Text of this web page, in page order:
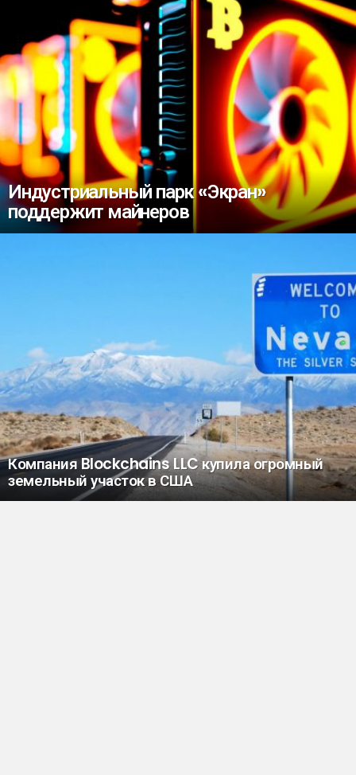
Индустриальный парк «Экран»
поддержит майнеров
Компания Blockchains LLC купила огромный
земельный участок в США